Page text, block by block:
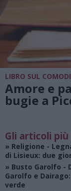
LIBRO SUL
Amore e
bugie a
Gli articoli
» Religione -
di Lisieux: due
» Busto Garolfo -
Garolfo e
verde